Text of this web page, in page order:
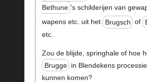
Bethune ’s schilderijen van
wapens etc. uit het
Brugsch of
etc.
Zou de blijde, springhale of hoe
Brugge in Blendekens
kunnen komen?